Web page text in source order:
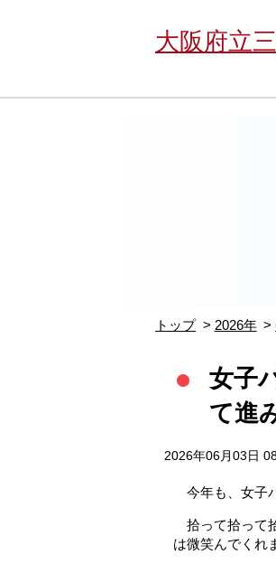
大阪府立
トップ 2026年
女子
て進
2026年06月03日
今年も、女子
拾って拾って
は微笑んでくれ